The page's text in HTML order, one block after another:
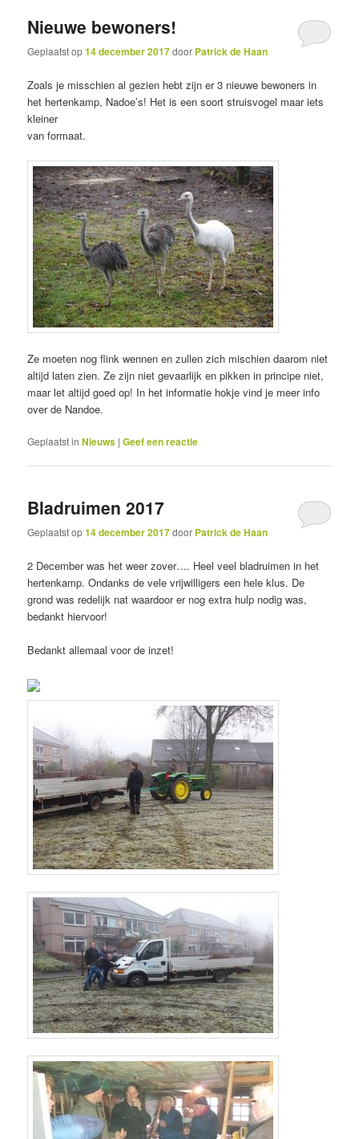
inhoud
inhoud
Nieuwe bewoners!
Geplaatst op14 december 2017door Patrick de Haan
Zoals je misschien al gezien hebt zijn er 3 nieuwe bewoners in
het hertenkamp, Nadoe’s! Het is een soort struisvogel maar iets
kleiner
van formaat.
Ze moeten nog flink wennen en zullen zich mischien daarom niet
altijd laten zien. Ze zijn niet gevaarlijk en pikken in principe niet,
maar let altijd goed op! In het informatie hokje vind je meer info
over de Nandoe.
Geplaatst in Nieuws |Geef een reactie
Bladruimen 2017
Geplaatst op14 december 2017door Patrick de Haan
2 December was het weer zover…. Heel veel bladruimen in het
hertenkamp. Ondanks de vele vrijwilligers een hele klus. De
grond was redelijk nat waardoor er nog extra hulp nodig was,
bedankt hiervoor!
Bedankt allemaal voor de inzet!